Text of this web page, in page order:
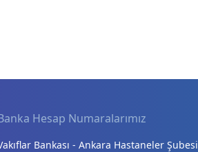
Hesap Numaralarımız
Bankası - Ankara Hastaneler Şubesi